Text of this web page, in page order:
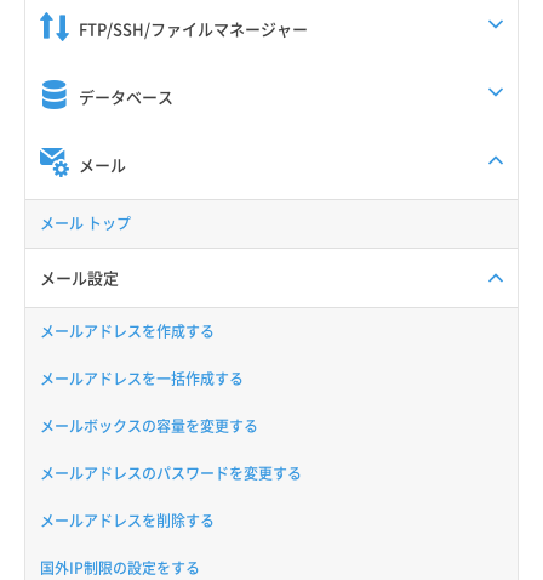
FTP/SSH/ファイルマネージャー
データベース
メール
メール トップ
メール設定
メールアドレスを作成する
メールアドレスを一括作成する
メールボックスの容量を変更する
メールアドレスのパスワードを変更する
メールアドレスを削除する
国外IP制限の設定をする